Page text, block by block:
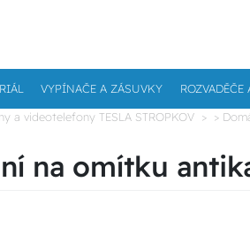
VYPÍNAČE A ZÁSUVKY
a videotelefony TESLA STROPKOV >
na omítku